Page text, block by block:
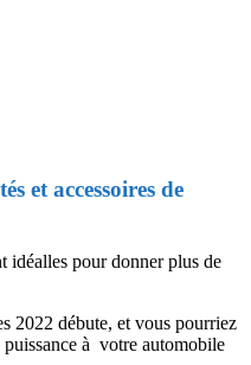
et accessoires de
idéalles pour donner plus de
2022 débute, et vous pourriez
à votre automobile